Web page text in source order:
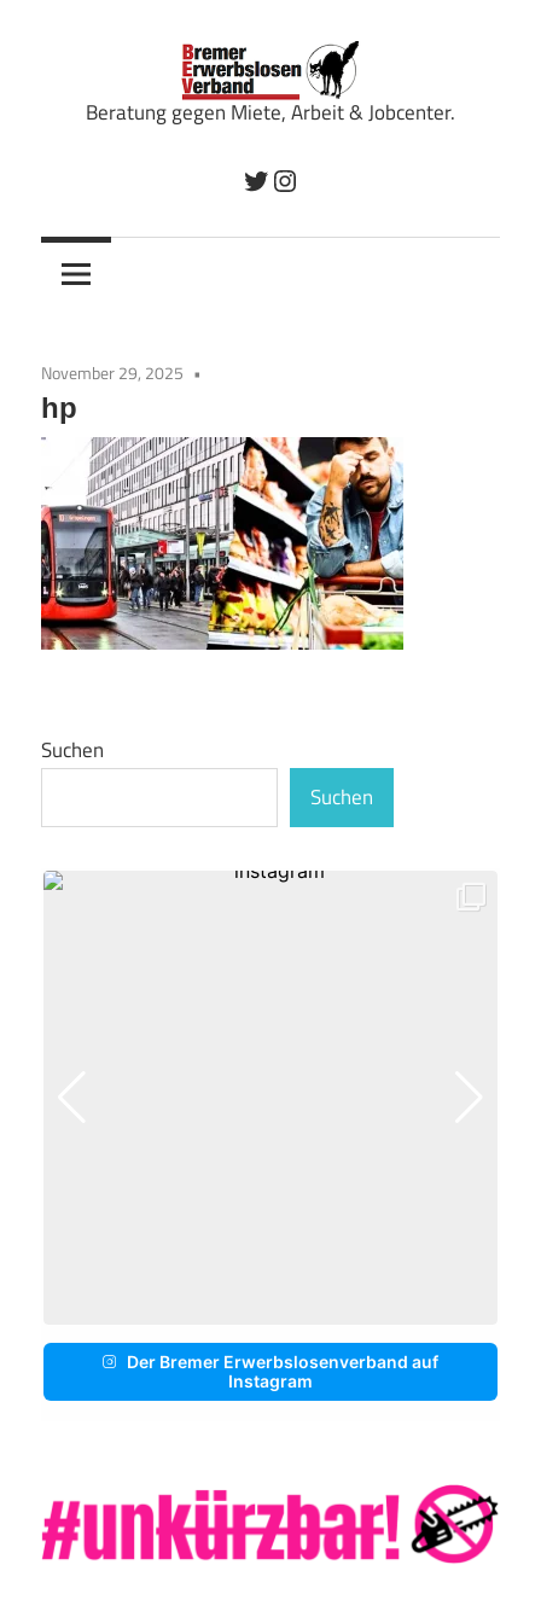
Bremer
Erwerbslosenverband
Beratung gegen Miete, Arbeit & Jobcenter.
TwitterInstagram
November 29, 2025
hp
Suchen
Suchen
Der Bremer Erwerbslosenverband auf
Instagram